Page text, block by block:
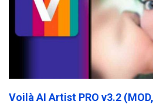
Voilà AI Artist PRO v3.2